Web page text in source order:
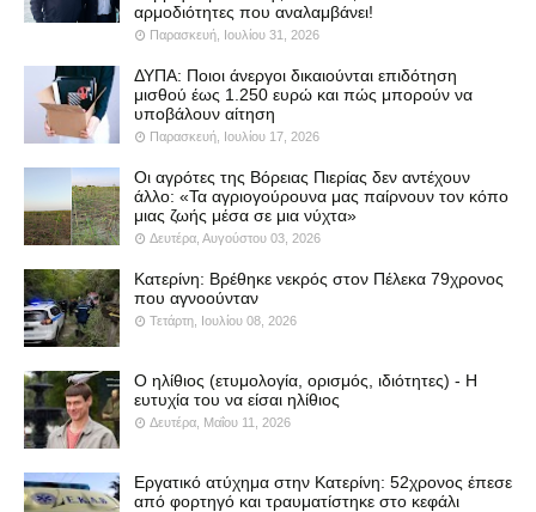
αρμοδιότητες που αναλαμβάνει!
Παρασκευή, Ιουλίου 31, 2026
ΔΥΠΑ: Ποιοι άνεργοι δικαιούνται επιδότηση
μισθού έως 1.250 ευρώ και πώς μπορούν να
υποβάλουν αίτηση
Παρασκευή, Ιουλίου 17, 2026
Οι αγρότες της Βόρειας Πιερίας δεν αντέχουν
άλλο: «Τα αγριογούρουνα μας παίρνουν τον κόπο
μιας ζωής μέσα σε μια νύχτα»
Δευτέρα, Αυγούστου 03, 2026
Κατερίνη: Βρέθηκε νεκρός στον Πέλεκα 79χρονος
που αγνοούνταν
Τετάρτη, Ιουλίου 08, 2026
Ο ηλίθιος (ετυμολογία, ορισμός, ιδιότητες) - Η
ευτυχία του να είσαι ηλίθιος
Δευτέρα, Μαΐου 11, 2026
Εργατικό ατύχημα στην Κατερίνη: 52χρονος έπεσε
από φορτηγό και τραυματίστηκε στο κεφάλι